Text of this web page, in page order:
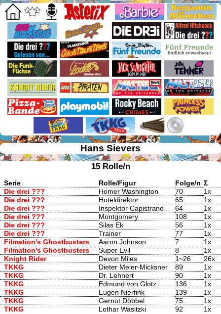
Hans Sievers
15 Rolle/n
Serie Rolle/Figur Folge/n Σ
Die drei ???
Homer Washington 70
1x
Die drei ???
Hoteldirektor 65
1x
Die drei ???
Inspektor Capistrano 64
1x
Die drei ???
Montgomery 108
1x
Die drei ???
Silas Ek 56
1x
Die drei ???
Trainer 77
1x
Filmation's Ghostbusters
Aaron Johnson 7
1x
Filmation's Ghostbusters
Super Evil 8
1x
Knight Rider
Devon Miles 1~26
26x
TKKG
Dieter Meier-Micksner 89
1x
TKKG
Dr. Lehnert 90
1x
TKKG
Edmund von Glotz 136
1x
TKKG
Eugen Nierfink 139
1x
TKKG
Gernot Döbbel 75
1x
TKKG
Lothar Wasitzki 92 1x